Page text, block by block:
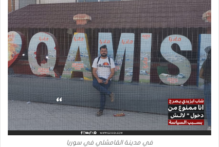
في مدينة القامشلي في سوريا